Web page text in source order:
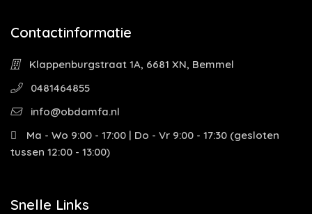
Contactinformatie
Klappenburgstraat 1A, 6681 XN, Bemmel
0481464855
info@obdamfa.nl
Ma - Wo 9:00 - 17:00 | Do - Vr 9:00 - 17:30 (gesloten
tussen 12:00 - 13:00)
Snelle Links